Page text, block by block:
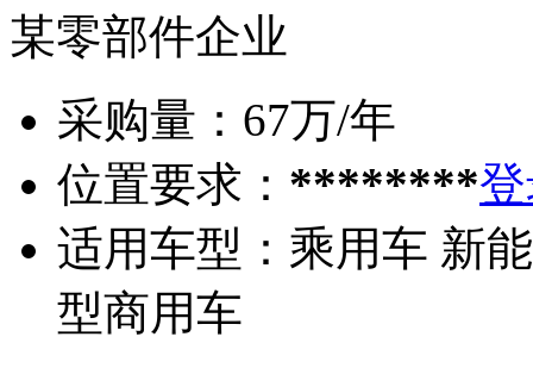
某零部件企业
采购量： 67万/年
位置要求： ********
适用车型： 乘用车 新
型商用车